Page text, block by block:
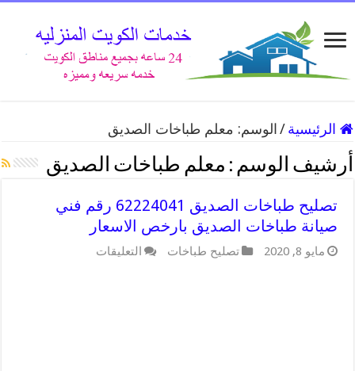
الرئيسية / الوسم: معلم طباخات الصديق
أرشيف الوسم : معلم طباخات الصديق
تصليح طباخات الصديق 62224041 رقم فني
صيانة طباخات الصديق بارخص الاسعار
مايو 8, 2020 تصليح طباخات التعليقات